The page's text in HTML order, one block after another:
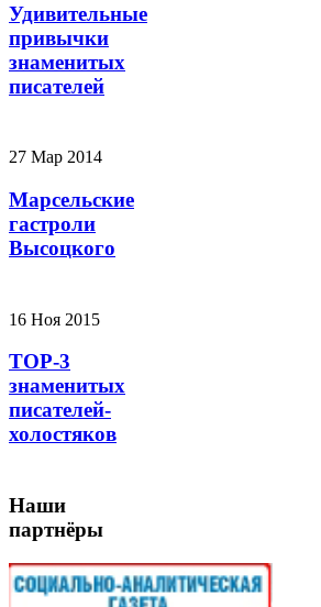
Удивительные
привычки
знаменитых
писателей
27 Мар 2014
Марсельские
гастроли
Высоцкого
16 Ноя 2015
TOP-3
знаменитых
писателей-
холостяков
Наши
партнёры